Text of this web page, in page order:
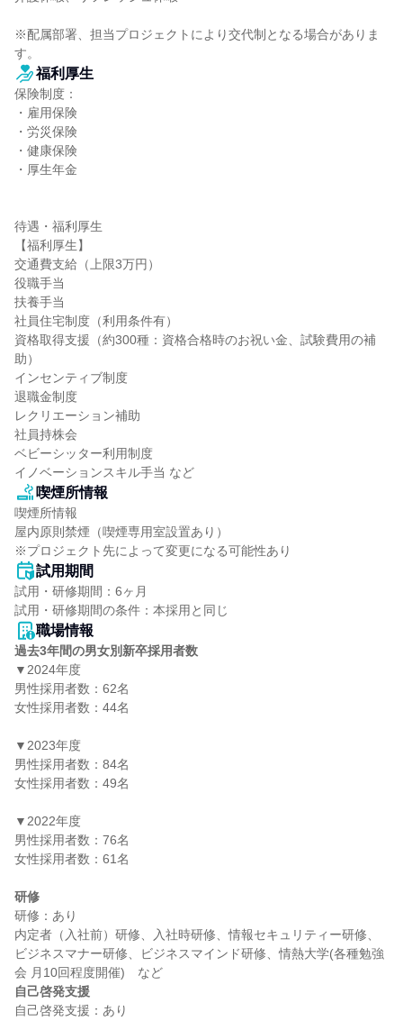
※配属部署、担当プロジェクトにより交代制となる場合がありま
す。
福利厚生
保険制度：
・雇用保険
・労災保険
・健康保険
・厚生年金
待遇・福利厚生
【福利厚生】
交通費支給（上限3万円）
役職手当
扶養手当
社員住宅制度（利用条件有）
資格取得支援（約300種：資格合格時のお祝い金、試験費用の補
助）
インセンティブ制度
退職金制度
レクリエーション補助
社員持株会
ベビーシッター利用制度
イノベーションスキル手当 など
喫煙所情報
喫煙所情報
屋内原則禁煙（喫煙専用室設置あり）
※プロジェクト先によって変更になる可能性あり
試用期間
試用・研修期間：6ヶ月
職場情報
過去3年間の男女別新卒採用者数
▼2024年度
男性採用者数：62名
女性採用者数：44名
▼2023年度
男性採用者数：84名
女性採用者数：49名
▼2022年度
男性採用者数：76名
女性採用者数：61名
研修
研修：あり
内定者（入社前）研修、入社時研修、情報セキュリティー研修、
ビジネスマナー研修、ビジネスマインド研修、情熱大学(各種勉強
自己啓発支援
自己啓発支援：あり